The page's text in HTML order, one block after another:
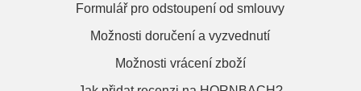
Formulář pro odstoupení od smlouvy
Možnosti doručení a vyzvednutí
Možnosti vrácení zboží